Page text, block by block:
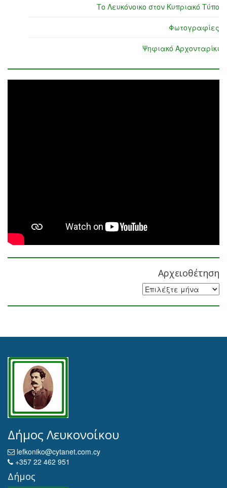
Το Λευκόνοικο στον Κυπριακό Τύπο
Φωτογραφίες
Ψηφιακό Αρχονταρίκι
Αρχειοθέτηση
Αρχειοθέτηση
Δήμος Λευκονοίκου
lefkoniko@cytanet.com.cy
+357 22 462 951
Δήμος